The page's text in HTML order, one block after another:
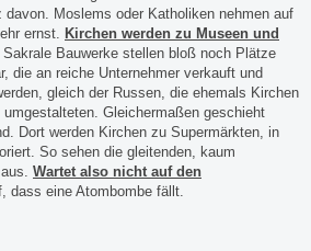
davon. Moslems oder Katholiken nehmen auf
ernst.
Kirchen werden zu Museen und
Bauwerke stellen bloß noch Plätze
die an reiche Unternehmer verkauft und
gleich der Russen, die ehemals Kirchen
Gleichermaßen geschieht
Dort werden Kirchen zu Supermärkten, in
So sehen die gleitenden, kaum
Wartet also nicht auf den
dass eine Atombombe fällt.